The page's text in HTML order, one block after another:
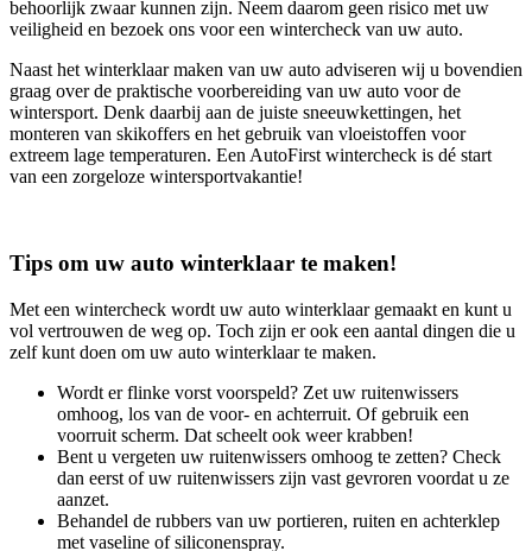
behoorlijk zwaar kunnen zijn. Neem daarom geen risico met uw
veiligheid en bezoek ons voor een wintercheck van uw auto.
Naast het winterklaar maken van uw auto adviseren wij u bovendien
graag over de praktische voorbereiding van uw auto voor de
wintersport. Denk daarbij aan de juiste sneeuwkettingen, het
monteren van skikoffers en het gebruik van vloeistoffen voor
extreem lage temperaturen. Een AutoFirst wintercheck is dé start
van een zorgeloze wintersportvakantie!
Tips om uw auto winterklaar te maken!
Met een wintercheck wordt uw auto winterklaar gemaakt en kunt u
vol vertrouwen de weg op. Toch zijn er ook een aantal dingen die u
zelf kunt doen om uw auto winterklaar te maken.
Wordt er flinke vorst voorspeld? Zet uw ruitenwissers
omhoog, los van de voor- en achterruit. Of gebruik een
voorruit scherm. Dat scheelt ook weer krabben!
Bent u vergeten uw ruitenwissers omhoog te zetten? Check
dan eerst of uw ruitenwissers zijn vast gevroren voordat u ze
aanzet.
Behandel de rubbers van uw portieren, ruiten en achterklep
met vaseline of siliconenspray.